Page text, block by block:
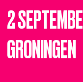
2
GRONINGEN